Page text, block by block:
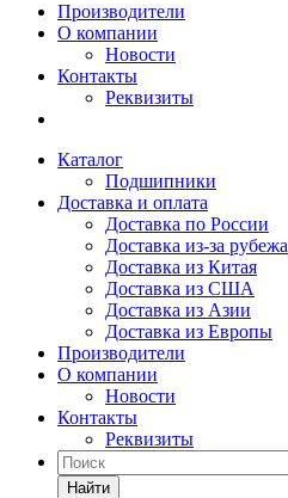
Производители
О компании
Новости
Контакты
Реквизиты
Каталог
Подшипники
Доставка и оплата
Доставка по России
Доставка из-за рубежа
Доставка из Китая
Доставка из США
Доставка из Азии
Доставка из Европы
Производители
О компании
Новости
Контакты
Реквизиты
Найти